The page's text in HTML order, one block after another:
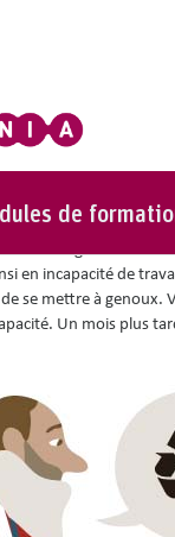
de
d’une grosse
en incapacité de
se mettre à genoux.
Un mois plus